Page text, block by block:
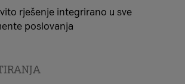
rješenje integrirano u sve
poslovanja